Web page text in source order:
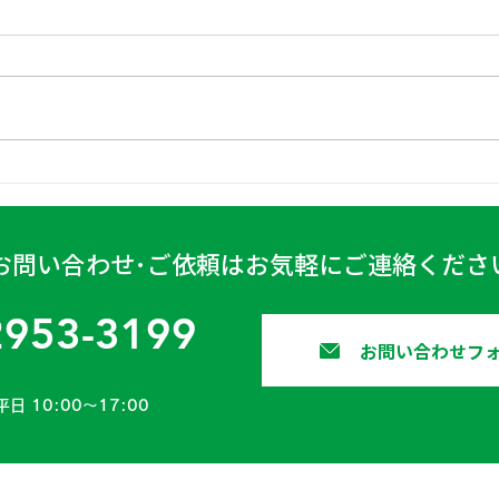
問い合わせ･ご依頼はお気軽にご連絡くださ
3199
日 10:00〜17:00
お問い合わせフ